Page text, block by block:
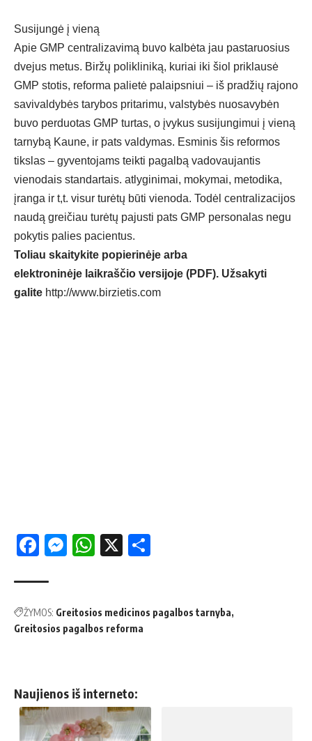
Susijungė į vieną
Apie GMP centralizavimą buvo kalbėta jau pastaruosius
dvejus metus. Biržų polikliniką, kuriai iki šiol priklausė
GMP stotis, reforma palietė palaipsniui – iš pradžių rajono
savivaldybės tarybos pritarimu, valstybės nuosavybėn
buvo perduotas GMP turtas, o įvykus susijungimui į vieną
tarnybą Kaune, ir pats valdymas. Esminis šis reformos
tikslas – gyventojams teikti pagalbą vadovaujantis
vienodais standartais. atlyginimai, mokymai, metodika,
įranga ir t,t. visur turėtų būti vienoda. Todėl centralizacijos
naudą greičiau turėtų pajusti pats GMP personalas negu
pokytis palies pacientus.
Toliau skaitykite popierinėje arba
elektroninėje laikraščio versijoje (PDF). Užsakyti
galite http://www.birzietis.com
Facebook
Messenger
WhatsApp
X
ŽYMOS: Greitosios medicinos pagalbos tarnyba
Greitosios pagalbos reforma
Naujienos iš interneto: